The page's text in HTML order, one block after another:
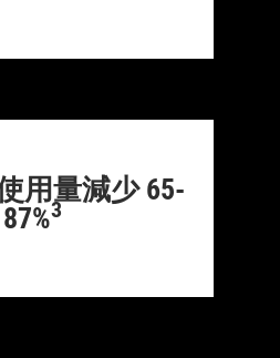
用量減少 65-
87%3